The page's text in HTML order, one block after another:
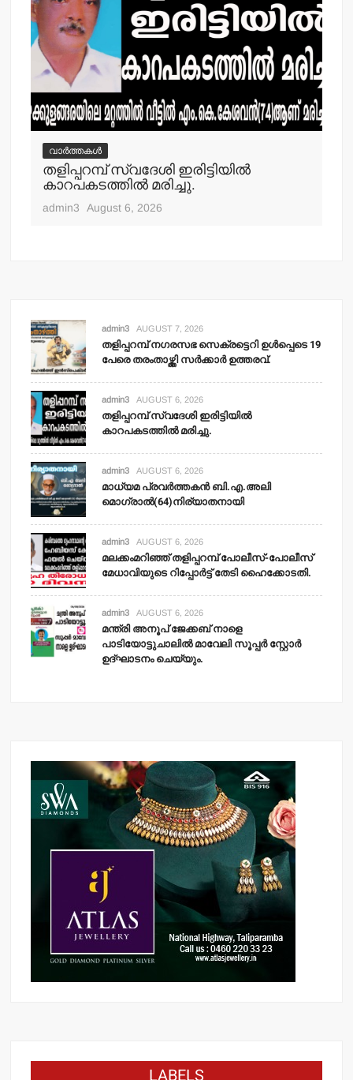
വാർത്തകൾ
തളിപ്പറമ്പ് സ്വദേശി ഇരിട്ടിയില്‍
കാറപകടത്തില്‍ മരിച്ചു.
admin3 August 6, 2026
admin3 AUGUST 7, 2026
തളിപ്പറമ്പ് നഗരസഭ സെക്രട്ടെറി ഉള്‍പ്പെടെ 19
പേരെ തരംതാഴ്ത്തി സര്‍ക്കാര്‍ ഉത്തരവ്.
admin3 AUGUST 6, 2026
തളിപ്പറമ്പ് സ്വദേശി ഇരിട്ടിയില്‍
കാറപകടത്തില്‍ മരിച്ചു.
admin3 AUGUST 6, 2026
മാധ്യമ പ്രവര്‍ത്തകന്‍ ബി.എ.അലി
മൊഗ്രാല്‍(64)നിര്യാതനായി
admin3 AUGUST 6, 2026
മലക്കംമറിഞ്ഞ് തളിപ്പറമ്പ് പോലീസ്-പോലീസ്
മേധാവിയുടെ റിപ്പോര്‍ട്ട് തേടി ഹൈക്കോടതി.
admin3 AUGUST 6, 2026
മന്ത്രി അനൂപ് ജേക്കബ് നാളെ
പാടിയോട്ടുചാലില്‍ മാവേലി സൂപ്പര്‍ സ്റ്റോര്‍
ഉദ്ഘാടനം ചെയ്യും.